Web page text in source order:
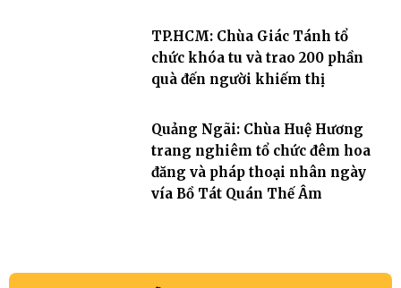
TP.HCM: Chùa Giác Tánh tổ
chức khóa tu và trao 200 phần
quà đến người khiếm thị
Quảng Ngãi: Chùa Huệ Hương
trang nghiêm tổ chức đêm hoa
đăng và pháp thoại nhân ngày
vía Bồ Tát Quán Thế Âm